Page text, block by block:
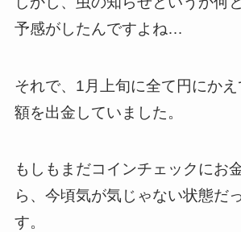
予感がしたんですよね…
それで、1月上旬に全て円にか
額を出金していました。
もしもまだコインチェックにお
ら、今頃気が気じゃない状態だ
す。